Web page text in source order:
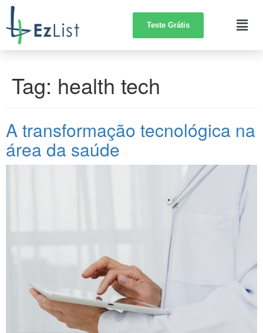
Teste Grátis
Tag: health tech
A transformação tecnológica na
área da saúde